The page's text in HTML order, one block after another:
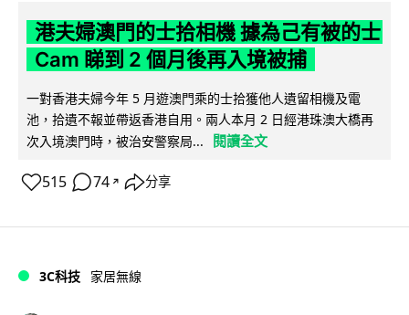
港夫婦澳門的士拾相機 據為己有被的士
Cam 睇到 2 個月後再入境被捕
一對香港夫婦今年 5 月遊澳門乘的士拾獲他人遺留相機及電
池，拾遺不報並帶返香港自用。兩人本月 2 日經港珠澳大橋再
次入境澳門時，被治安警察局...
閱讀全文
515 74 ↗ 分享
3C科技 家居無線